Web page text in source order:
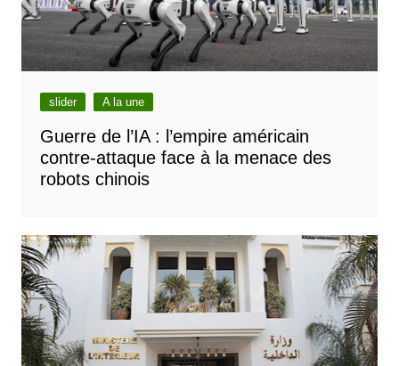
slider A la une
Guerre de l’IA : l’empire américain
contre-attaque face à la menace des
robots chinois